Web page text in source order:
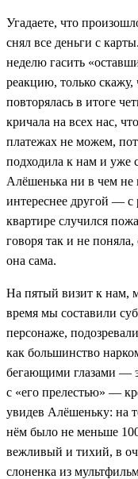
Угадаете, что
снял все деньги с
неделю гасить
реакцию, только скажу,
повторялась в итоге
кричала на всех нас,
платежах не можем,
подходила к нам и уже
Алёшенька ни в чем не
интереснее другой — с
квартире случился
говоря так и не
она сама.
На пятый визит к нам,
время мы составили
персонаже,
как большинство
бегающими глазами —
с «его прелестью» —
увидев Алёшеньку: на
нём было не меньше
вежливый и тихий, в
слоненка из